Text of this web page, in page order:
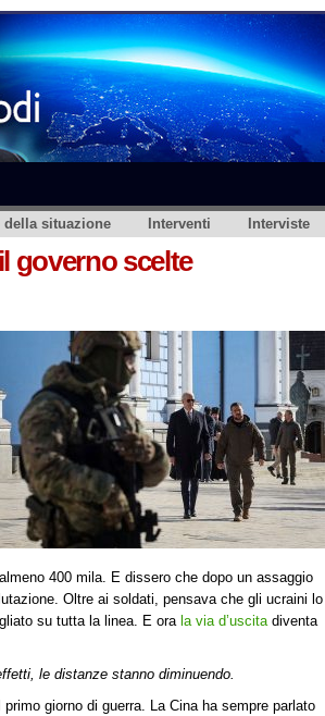
della situazione Interventi Interviste
governo scelte
400 mila. E dissero che dopo un assaggio
Oltre ai soldati, pensava che gli ucraini lo
su tutta la linea. E ora la via d’uscitadiventa
le distanze stanno diminuendo.
giorno di guerra. La Cina ha sempre parlato